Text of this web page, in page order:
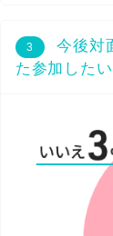
3
今後対
た参加した